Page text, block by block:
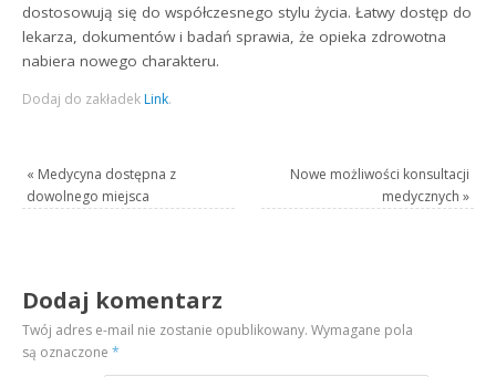
dostosowują się do współczesnego stylu życia. Łatwy dostęp do
lekarza, dokumentów i badań sprawia, że opieka zdrowotna
nabiera nowego charakteru.
Dodaj do zakładek Link.
« Medycyna dostępna z
dowolnego miejsca
Nowe możliwości konsultacji
medycznych »
Dodaj komentarz
Twój adres e-mail nie zostanie opublikowany. Wymagane pola
są oznaczone*